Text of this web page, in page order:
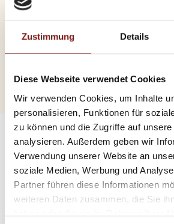
Zustimmung Details
Diese Webseite verwendet Cookies
Wir verwenden Cookies, um Inhalte
personalisieren, Funktionen für
zu können und die Zugriffe auf
analysieren. Außerdem geben wir
Verwendung unserer Website an
soziale Medien, Werbung und
Partner führen diese Informationen
weiteren Daten zusammen, die Sie
haben oder die sie im Rahmen Ihrer
Erstbesichtigungen als offene
mehreren Interessenten sehr gut
genügt ein Zeitfenster von 1 bis 1,5
Anwesenheit anderer potentieller
Stufe 4